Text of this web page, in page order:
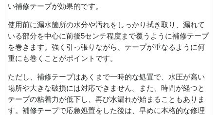
い補修テープが効果的です。
使用前に漏水箇所の水分や汚れをしっかり拭き取り、漏れて
いる部分を中心に前後5センチ程度まで覆うように補修テープ
を巻きます。強く引っ張りながら、テープが重なるように何
重にも巻くことがポイントです。
ただし、補修テープはあくまで一時的な処置で、水圧が高い
場所や大きな破損には対応できません。また、時間が経つと
テープの粘着力が低下し、再び水漏れが始まることもありま
す。補修テープで応急処置をした後は、早めに本格的な修理